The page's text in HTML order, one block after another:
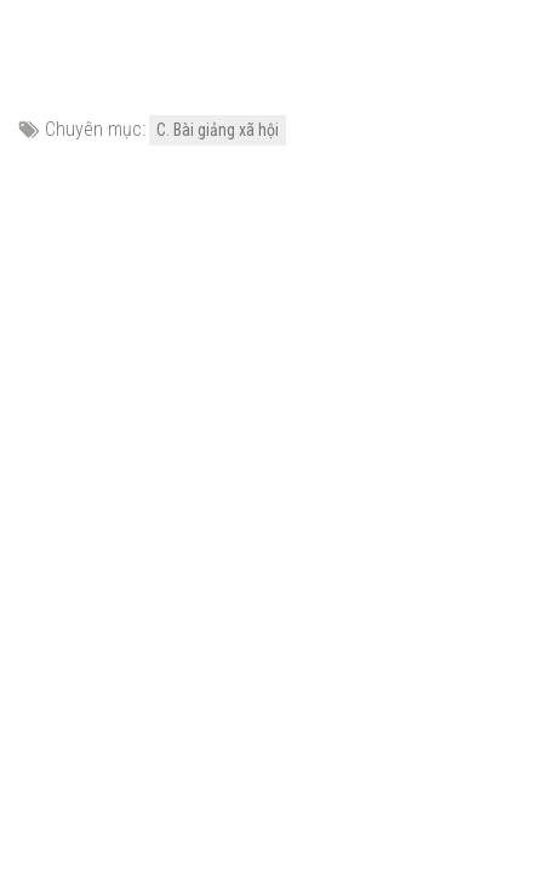
Chuyên mục: C. Bài giảng xã hội